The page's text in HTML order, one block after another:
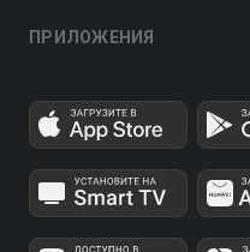
ПРИЛОЖЕНИЯ